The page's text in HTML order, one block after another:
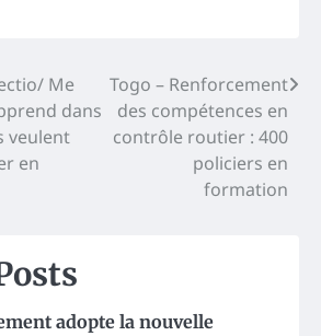
Me
dans
veulent
en
Togo – Renforcement
des compétences en
contrôle routier : 400
policiers en
formation
adopte la nouvelle